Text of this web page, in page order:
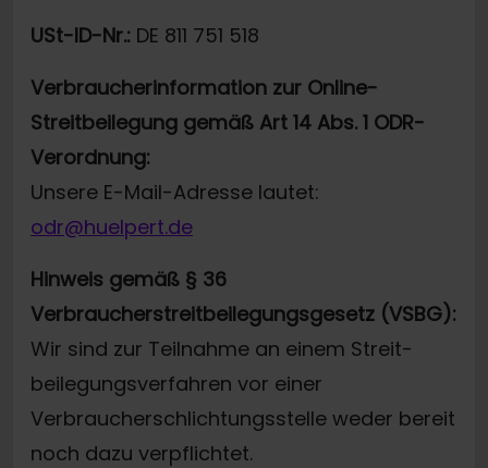
USt-ID-Nr.: DE 811 751 518
Verbraucherinformation zur Online-
Streitbeilegung gemäß Art 14 Abs. 1 ODR-
Verordnung:
Unsere E-Mail-Adresse lautet:
odr@huelpert.de
Hinweis gemäß § 36
Verbraucherstreitbeilegungsgesetz (VSBG):
Wir sind zur Teilnahme an einem Streit-
beilegungsverfahren vor einer
Verbraucherschlichtungsstelle weder bereit
noch dazu verpflichtet.